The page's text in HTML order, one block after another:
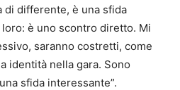
di differente, è una sfida
è uno scontro diretto. Mi
saranno costretti, come
identità nella gara. Sono
sfida interessante”.